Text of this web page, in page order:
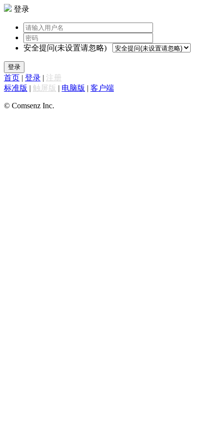
登录
安全提问(未设置请忽略)
登录
首页 | 登录 | 注册
标准版 | 触屏版 | 电脑版 | 客户端
© Comsenz Inc.